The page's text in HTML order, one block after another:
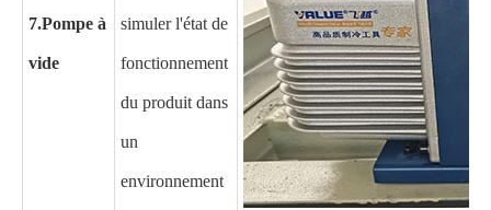
7.Pompe à
vide
simuler l'état de
fonctionnement
du produit dans
un
environnement